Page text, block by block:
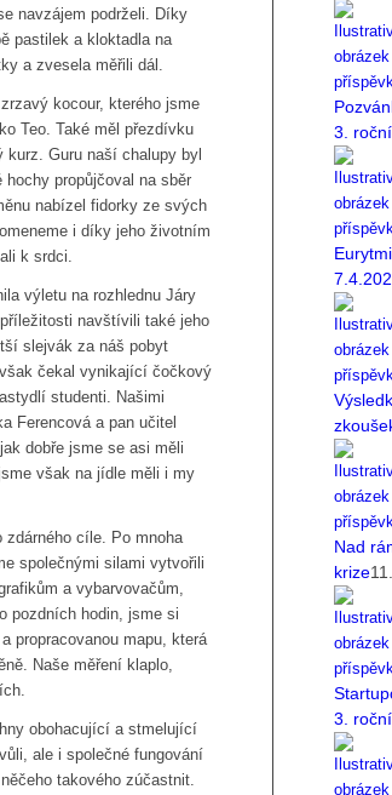
navzájem podrželi. Díky
pastilek a kloktadla na
a zvesela měřili dál.
kocour, kterého jsme
Teo. Také měl přezdívku
Guru naší chalupy byl
propůjčoval na sběr
nabízel fidorky ze svých
i díky jeho životním
k srdci.
výletu na rozhlednu Járy
navštívili také jeho
slejvák za náš pobyt
čekal vynikající čočkový
studenti. Našimi
Ferencová a pan učitel
dobře jsme se asi měli
však na jídle měli i my
cíle. Po mnoha
společnými silami vytvořili
a vybarvovačům,
pozdních hodin, jsme si
propracovanou mapu, která
Naše měření klaplo,
obohacující a stmelující
ale i společné fungování
takového zúčastnit.
3.
Nad
krize
3.